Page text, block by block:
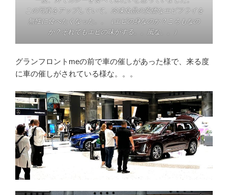
この写真をアップしていて、冷凍食品の安価なエビフライを
無性に食べたくなった。。（エビの身なのか？ころもなの
か？それでもエビの味がする。。風な。。）
グランフロントmeの前で車の催しがあった様で、来る度
に車の催しがされている様な。。。